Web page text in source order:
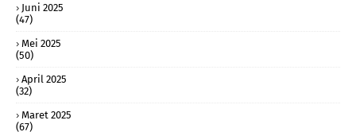
Juni 2025
(47)
Mei 2025
(50)
April 2025
(32)
Maret 2025
(67)